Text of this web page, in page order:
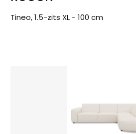
Tineo, 1.5-zits XL - 100 cm